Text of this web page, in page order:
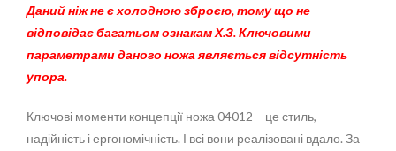
Даний ніж не є холодною зброєю, тому що не
відповідає багатьом ознакам Х.З. Ключовими
параметрами даного ножа являється відсутність
упора.
Ключові моменти концепції ножа 04012 – це стиль,
надійність і ергономічність. І всі вони реалізовані вдало. За